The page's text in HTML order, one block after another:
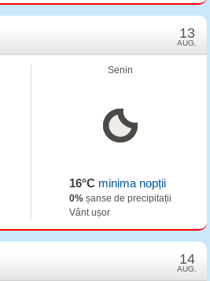
13
AUG.
Senin
16°Cminima nopții
0%șanse de precipitații
Vânt ușor
14
AUG.